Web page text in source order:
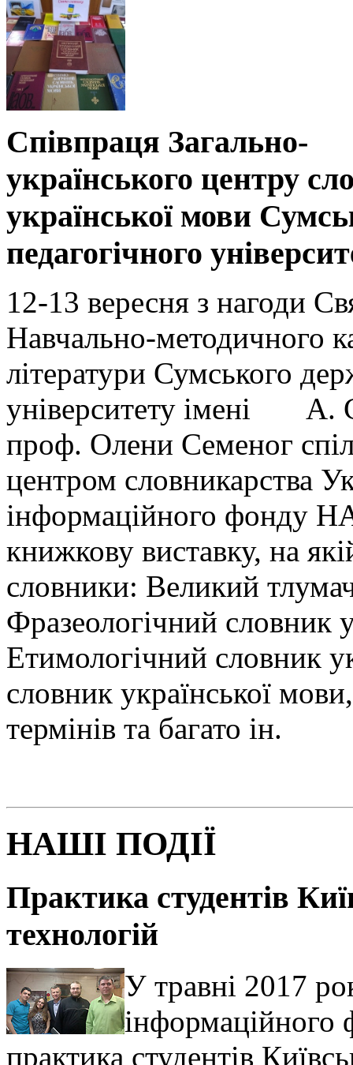
Співпраця Загально-
українського центру
української мови
педагогічного
12-13 вересня з нагоди
Навчально-методичного
літератури Сумського
університету імені А.
проф. Олени Семеног
центром словникарства
інформаційного фонду
книжкову виставку, на
словники: Великий
Фразеологічний словник
Етимологічний словник
словник української
термінів та багато ін.
НАШІ ПОДІЇ
Практика студентів
технологій
У травні 2017
практика студентів